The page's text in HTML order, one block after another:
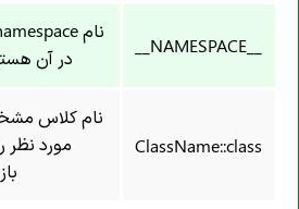
در آن
ClassName::class
نام کلاس
مورد نظر